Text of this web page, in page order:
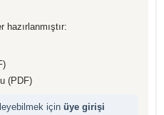
hazırlanmıştır:
(PDF)
için üye girişi